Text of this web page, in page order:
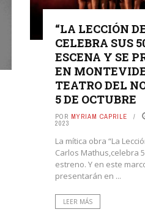
“LA LECCIÓN
CELEBRA SUS
ESCENA Y SE
EN
TEATRO DEL
5 DE OCTUBRE
POR MYRIAM CAPRILE
2023
La mítica obra “La
Carlos Mathus,celebra
estreno. Y en este
presentarán en ...
LEER MÁS